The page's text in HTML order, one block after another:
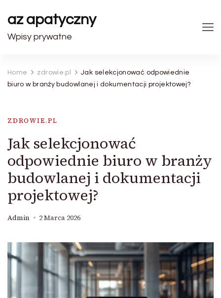
az apatyczny
Wpisy prywatne
Home zdrowie.pl
Jak selekcjonować odpowiednie
biuro w branży budowlanej i dokumentacji projektowej?
ZDROWIE.PL
Jak selekcjonować
odpowiednie biuro w branży
budowlanej i dokumentacji
projektowej?
Admin 2 Marca 2026